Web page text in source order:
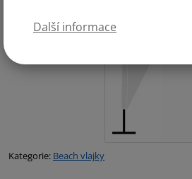
Další informace
Kategorie: Beach vlajky